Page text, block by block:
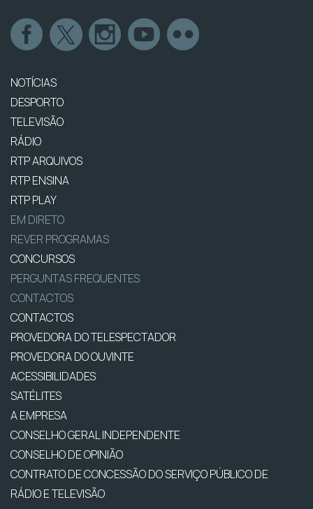
NOTÍCIAS
DESPORTO
TELEVISÃO
RÁDIO
RTP ARQUIVOS
RTP ENSINA
RTP PLAY
EM DIRETO
REVER PROGRAMAS
CONCURSOS
PERGUNTAS FREQUENTES
CONTACTOS
CONTACTOS
PROVEDORA DO TELESPECTADOR
PROVEDORA DO OUVINTE
ACESSIBILIDADES
SATÉLITES
A EMPRESA
CONSELHO GERAL INDEPENDENTE
CONSELHO DE OPINIÃO
CONTRATO DE CONCESSÃO DO SERVIÇO PÚBLICO DE
RÁDIO E TELEVISÃO